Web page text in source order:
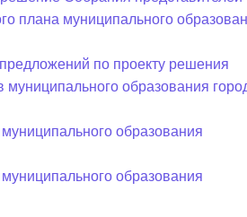
плана муниципального
по проекту решения
образования
образования
образования